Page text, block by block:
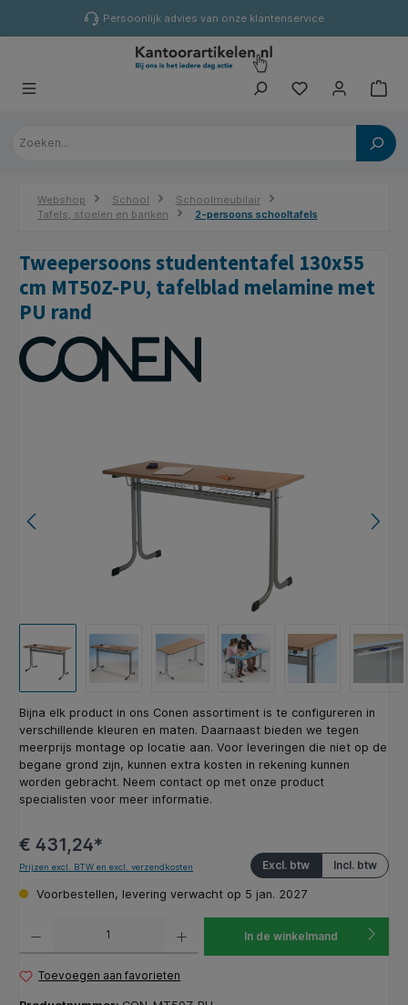
Persoonlijk advies van onze klantenservice
Webshop School
Schoolmeubilair
Tafels, stoelen en banken
2-persoons schooltafels
Tweepersoons studententafel 130x55
cm MT50Z-PU, tafelblad melamine met
PU rand
Bijna elk product in ons Conen assortiment is te configureren in
verschillende kleuren en maten. Daarnaast bieden we tegen
meerprijs montage op locatie aan. Voor leveringen die niet op de
begane grond zijn, kunnen extra kosten in rekening kunnen
worden gebracht. Neem contact op met onze product
specialisten voor meer informatie.
€ 431,24*
Incl. btw
Excl. btw
Prijzen excl. BTW en excl. verzendkosten
Voorbestellen, levering verwacht op 5 jan. 2027
In de winkelmand
Toevoegen aan favorieten